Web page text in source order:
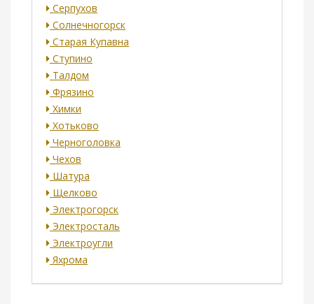
Серпухов
Солнечногорск
Старая Купавна
Ступино
Талдом
Фрязино
Химки
Хотьково
Черноголовка
Чехов
Шатура
Щелково
Электрогорск
Электросталь
Электроугли
Яхрома